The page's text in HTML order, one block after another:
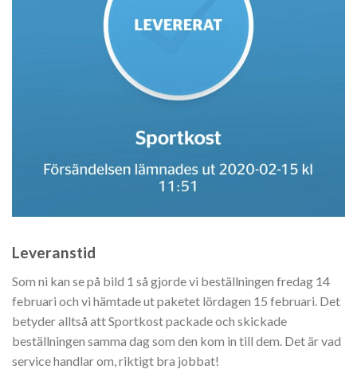
Leveranstid
Som ni kan se på bild 1 så gjorde vi beställningen fredag 14
februari och vi hämtade ut paketet lördagen 15 februari. Det
betyder alltså att Sportkost packade och skickade
beställningen samma dag som den kom in till dem. Det är vad
service handlar om, riktigt bra jobbat!